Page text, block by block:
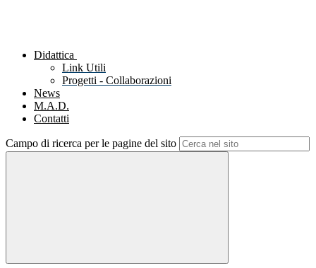
Didattica
Link Utili
Progetti - Collaborazioni
News
M.A.D.
Contatti
Campo di ricerca per le pagine del sito